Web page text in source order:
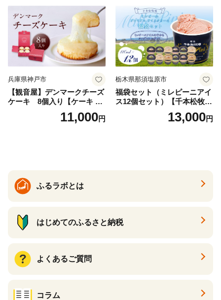
兵庫県神戸市
【観音屋】デンマークチーズ
ケーキ 8個入り【ケーキ チ
ーズケーキ 人気スイーツ お
すすめスイーツ 神戸スイー
11,000円
栃木県那須塩原市
福袋セット（ミレピーニアイ
ス12個セット）【千本松牧
場】 ns025-014-12 【デザー
ト 詰め合わせ ギフト】
13,000円
ふるラボとは
はじめてのふるさと納税
よくあるご質問
コラム